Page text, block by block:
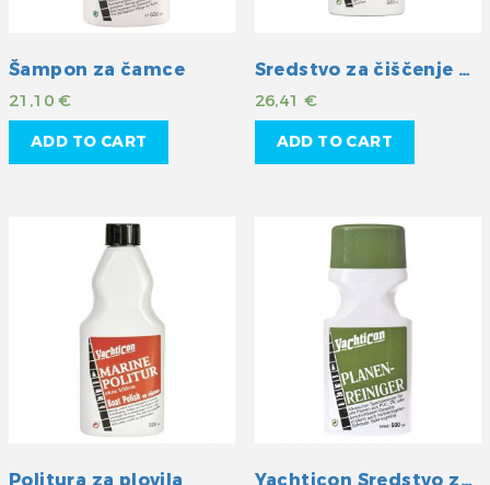
Šampon za čamce
21,10€
ADD TO CART
Sredstvo za čiščenje bokobrana
26,41€
ADD TO CART
Politura za plovila Yachticon Sredstvo za čišćenje cerada